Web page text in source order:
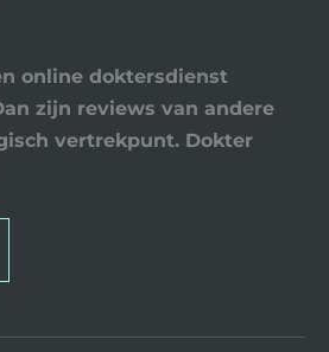
online doktersdienst
zijn reviews van andere
vertrekpunt. Dokter